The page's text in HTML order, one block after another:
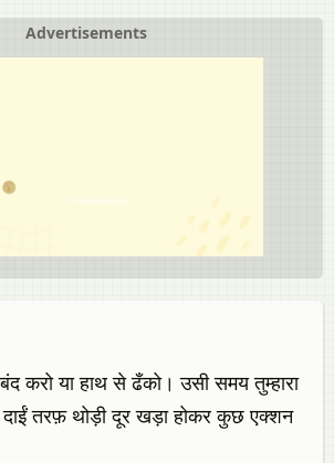
Advertisements
करो या हाथ से ढँको। उसी समय तुम्हारा
दाईं तरफ़ थोड़ी दूर खड़ा होकर कुछ एक्शन